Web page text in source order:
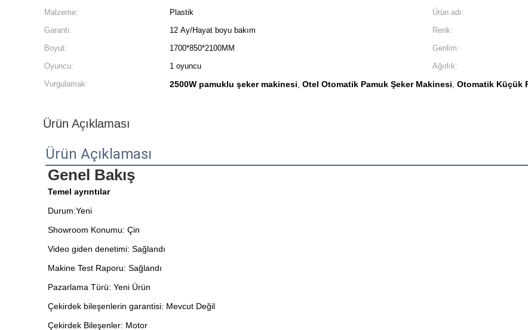
Malzeme:
Plastik Ürün adı:
Garanti:
12 Ay/Hayat boyu bakım Renk:
Boyut:
1700*850*2100MM Gerilim:
Oyuncu:
1 oyuncu Ağırlık:
Vurgulamak:
2500W pamuklu şeker makinesi, Otel Otomatik Pamuk Şeker Makinesi, Otomatik Küçük
Ürün Açıklaması
Ürün Açıklaması
Genel Bakış
Temel ayrıntılar
Durum:Yeni
Showroom Konumu: Çin
Video giden denetimi: Sağlandı
Makine Test Raporu: Sağlandı
Pazarlama Türü: Yeni Ürün
Çekirdek bileşenlerin garantisi: Mevcut Değil
Çekirdek Bileşenler: Motor